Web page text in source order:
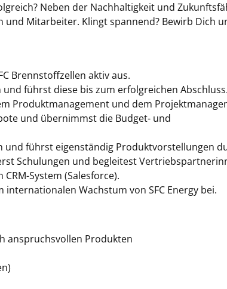
Neben der Nachhaltigkeit und
Mitarbeiter. Klingt spannend? Bewirb Dich
Brennstoffzellen aktiv aus.
führst diese bis zum erfolgreichen Abschluss.
Produktmanagement und dem
und übernimmst die Budget- und
führst eigenständig Produktvorstellungen
Schulungen und begleitest
System (Salesforce).
Wachstum von SFC Energy bei.
anspruchsvollen Produkten